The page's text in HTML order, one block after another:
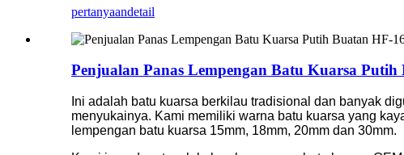
pertanyaandetail
Penjualan Panas Lempengan Batu Kuarsa Putih
Ini adalah batu kuarsa berkilau tradisional dan banyak
menyukainya. Kami memiliki warna batu kuarsa yang
lempengan batu kuarsa 15mm, 18mm, 20mm dan 30mm.